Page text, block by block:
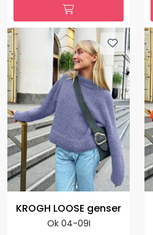
KROGH LOOSE genser
Ok 04-09I